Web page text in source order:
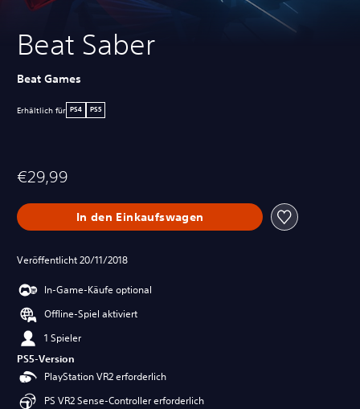
Beat Saber
Beat Games
Erhältlich für PS4 PS5
€29,99
In den Einkaufswagen
Veröffentlicht 20/11/2018
In-Game-Käufe optional
Offline-Spiel aktiviert
1 Spieler
PS5-Version
PlayStation VR2 erforderlich
PS VR2 Sense-Controller erforderlich